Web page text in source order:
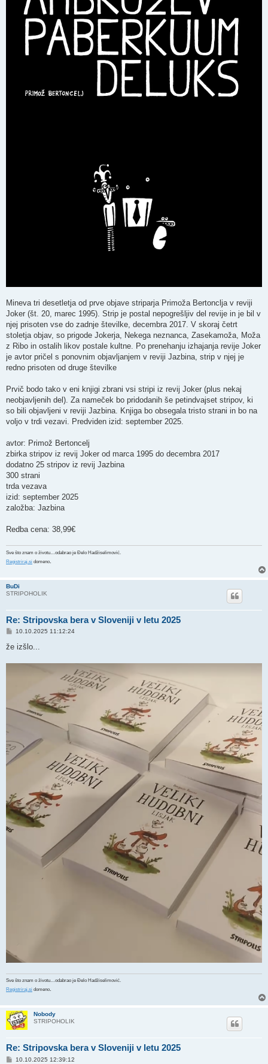
Mineva tri desetletja od prve objave striparja Primoža Bertonclja v reviji
Joker (št. 20, marec 1995). Strip je postal nepogrešljiv del revije in je bil v
njej prisoten vse do zadnje številke, decembra 2017. V skoraj četrt
stoletja objav, so prigode Jokerja, Nekega neznanca, Zasekamoža, Moža
z Ribo in ostalih likov postale kultne. Po prenehanju izhajanja revije Joker
je avtor pričel s ponovnim objavljanjem v reviji Jazbina, strip v njej je
redno prisoten od druge številke
Prvič bodo tako v eni knjigi zbrani vsi stripi iz revij Joker (plus nekaj
neobjavljenih del). Za nameček bo pridodanih še petindvajset stripov, ki
so bili objavljeni v reviji Jazbina. Knjiga bo obsegala tristo strani in bo na
voljo v trdi vezavi. Predviden izid: september 2025.
avtor: Primož Bertoncelj
zbirka stripov iz revij Joker od marca 1995 do decembra 2017
dodatno 25 stripov iz revij Jazbina
300 strani
trda vezava
izid: september 2025
založba: Jazbina
Redba cena: 38,99€
Sve što znam o životu…odabrao je Đelo Hadžiselimović.
Registriraj.si domeno
BuDi
STRIPOHOLIK
Re: Stripovska bera v Sloveniji v letu 2025
P
s
10.10.2025 11:12:24
že izšlo...
Sve što znam o životu…odabrao je Đelo Hadžiselimović.
Registriraj.si domeno
Nobody
STRIPOHOLIK
Re: Stripovska bera v Sloveniji v letu 2025
P10.10.2025 12:39:12